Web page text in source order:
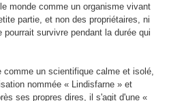
monde comme un organisme vivant
partie, et non des propriétaires, ni
survivre pendant la durée qui
un scientifique calme et isolé,
nommée « Lindisfarne » et
ses propres dires, il s'agit d'une «